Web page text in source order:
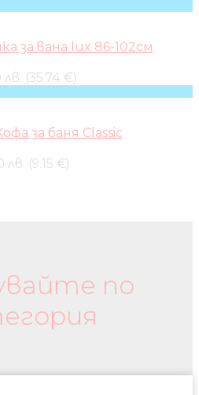
за вана lux 86-102см
лв. (35.74 €)
за баня Classic
лв. (9.15 €)
по